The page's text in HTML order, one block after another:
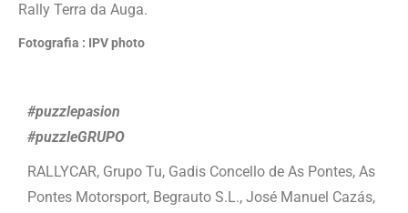
Rally Terra da Auga.
Fotografia : IPV photo
#puzzlepasion
#puzzleGRUPO
RALLYCAR, Grupo Tu, Gadis Concello de As Pontes, As
Pontes Motorsport, Begrauto S.L., José Manuel Cazás,